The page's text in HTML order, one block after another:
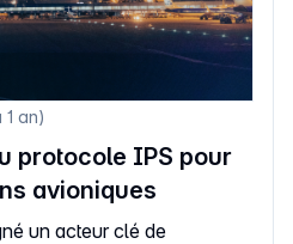
an)
protocole IPS pour
avioniques
un acteur clé de